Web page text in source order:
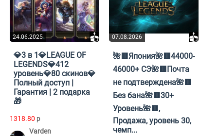
24.06.2025
💎3 в 1💎LEAGUE OF
LEGENDS💎412
уровень💎80 скинов💎
Полный доступ |
Гарантия | 2 подарка
🎁
1318.80 p
Varden
07.08.2026
🌺🟥Япония🌺🟥44000-
46000+ СЭ🌺🟥Почта
не подтверждена🌺🟥
Без бана🌺🟥30+
Уровень🌺🟥,
Продажа, уровень 30,
чемп...